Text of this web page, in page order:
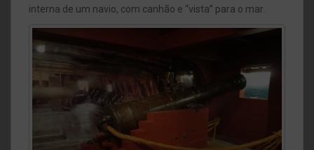
interna de um navio, com canhão e “vista” para o mar.